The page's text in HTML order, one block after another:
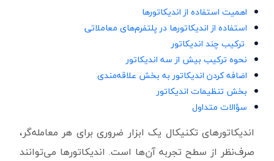
اهمیت استفاده از اندیکاتورها
استفاده از اندیکاتورها در پلتفرم‌های معاملاتی
ترکیب چند اندیکاتور
نحوه ترکیب بیش از سه اندیکاتور
اضافه کردن اندیکاتور به بخش علاقه‌مندی
بخش تنظیمات اندیکاتور
سؤالات متداول
اندیکاتورهای تکنیکال یک ابزار ضروری برای هر معامله‌گر،
صرف‌نظر از سطح تجربه آن‌ها است. اندیکاتورها می‌توانند